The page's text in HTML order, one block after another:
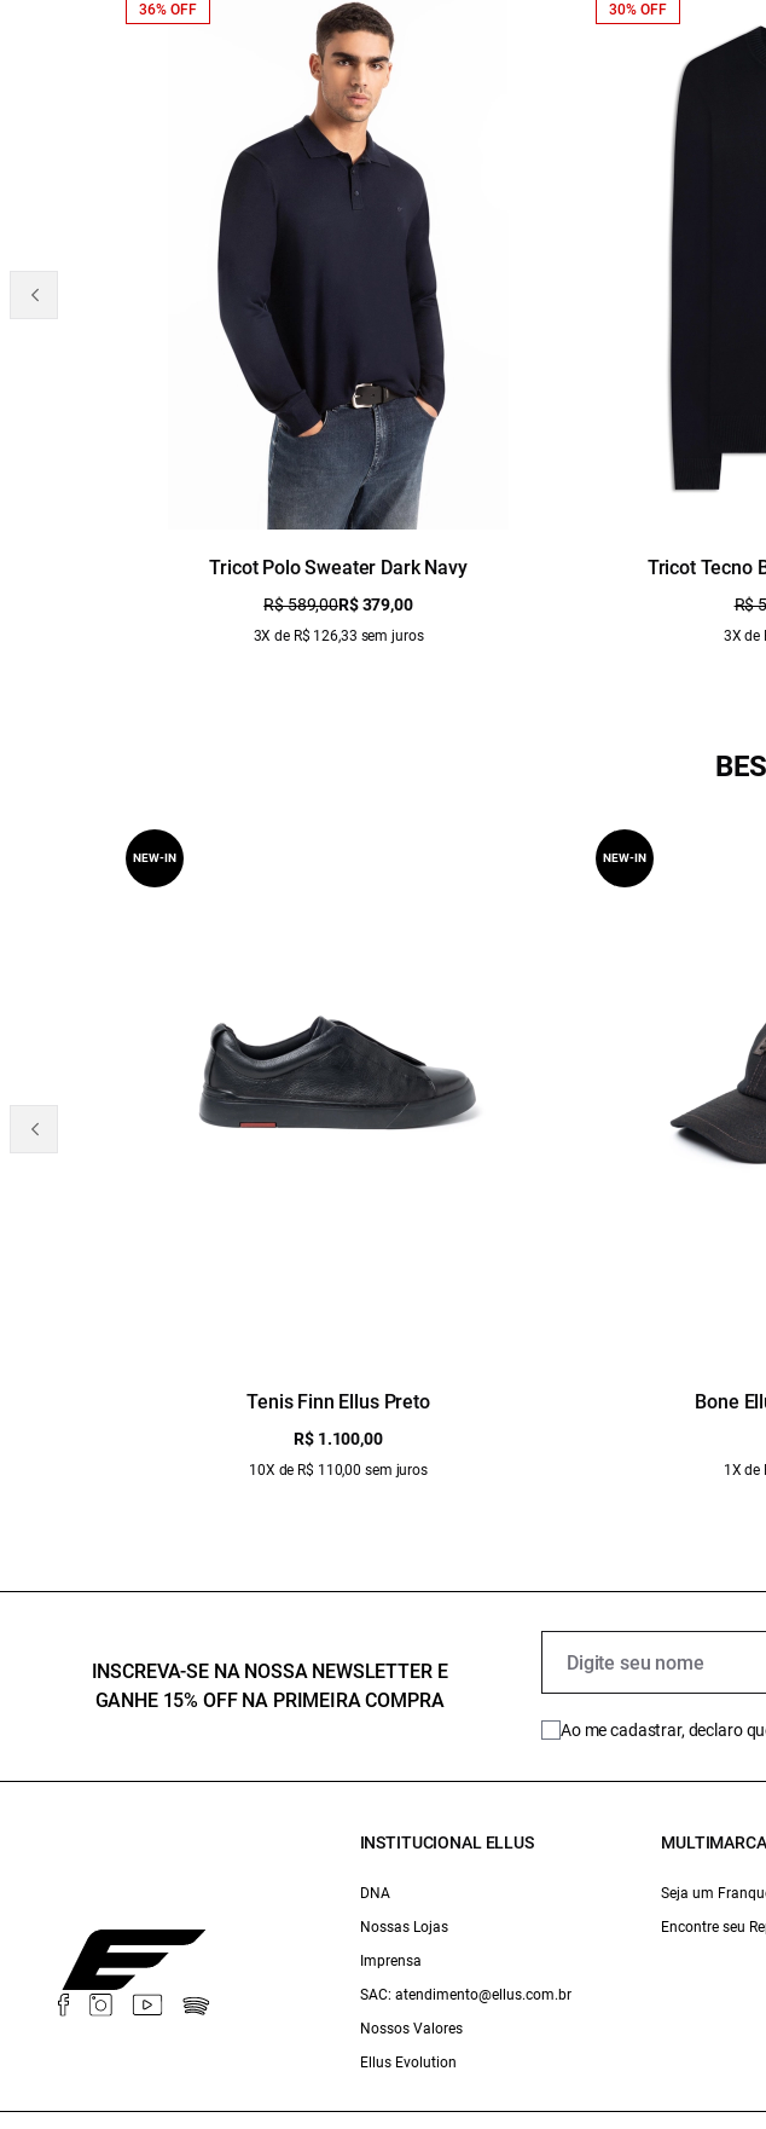
Tricot Polo Sweater Dark Navy
R$ 589,00R$ 379,00
3X de R$ 126,33 sem juros
36% OFF
Tricot Tecno
R$
3X de
30% OFF
Tenis Finn Ellus Preto
R$ 1.100,00
10X de R$ 110,00 sem juros
NEW-IN
Bone
1X de
NEW-IN
INSCREVA-SE NA NOSSA NEWSLETTER E
GANHE 15% OFF NA PRIMEIRA COMPRA
Ao me cadastrar, declaro
INSTITUCIONAL ELLUS
DNA
Nossas Lojas
Imprensa
SAC: atendimento@ellus.com.br
Nossos Valores
Ellus Evolution
Seja um
Encontre seu